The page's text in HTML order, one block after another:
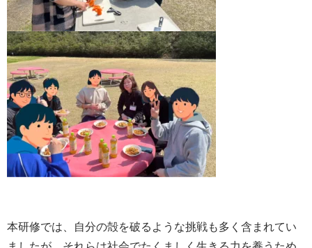
本研修では、自分の殻を破るような挑戦も多く含まれてい